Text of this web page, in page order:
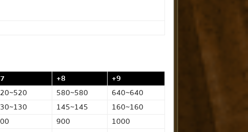
+8
+9
580~580
640~640
145~145
160~160
900
1000